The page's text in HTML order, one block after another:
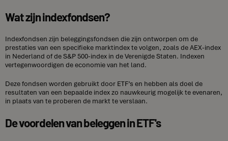
Wat zijn indexfondsen?
Indexfondsen zijn beleggingsfondsen die zijn ontworpen om de
prestaties van een specifieke marktindex te volgen, zoals de AEX-index
in Nederland of de S&P 500-index in de Verenigde Staten. Indexen
vertegenwoordigen de economie van het land.
Deze fondsen worden gebruikt door ETF’s en hebben als doel de
resultaten van een bepaalde index zo nauwkeurig mogelijk te evenaren,
in plaats van te proberen de markt te verslaan.
De voordelen van beleggen in ETF's